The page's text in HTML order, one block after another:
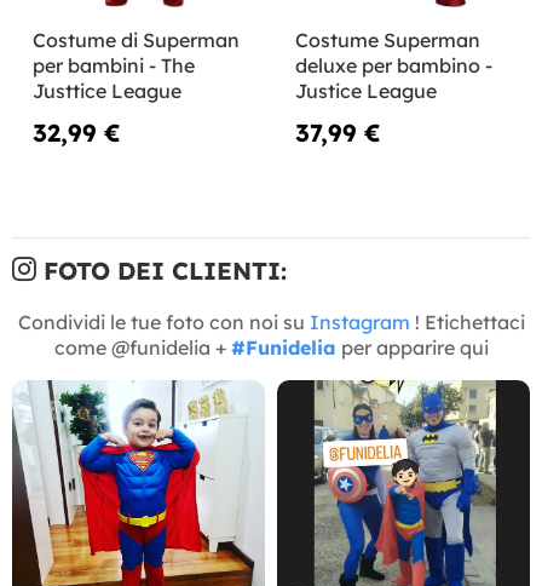
Costume di Superman
per bambini - The
Justtice League
32,99 €
Costume Superman
deluxe per bambino -
Justice League
37,99 €
FOTO DEI CLIENTI:
Condividi le tue foto con noi su Instagram ! Etichettaci
come @funidelia + #Funidelia per apparire qui